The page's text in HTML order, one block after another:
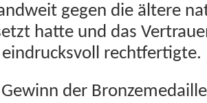
gegen die ältere
hat­te und das
rechtfertigte.
der